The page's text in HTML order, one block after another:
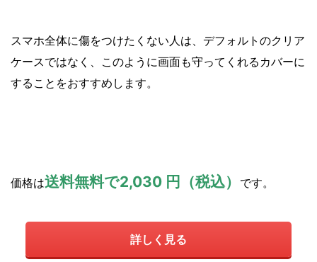
スマホ全体に傷をつけたくない人は、デフォルトのクリア
ケースではなく、このように画面も守ってくれるカバーに
することをおすすめします。
価格は送料無料で2,030 円（税込） です。
詳しく見る